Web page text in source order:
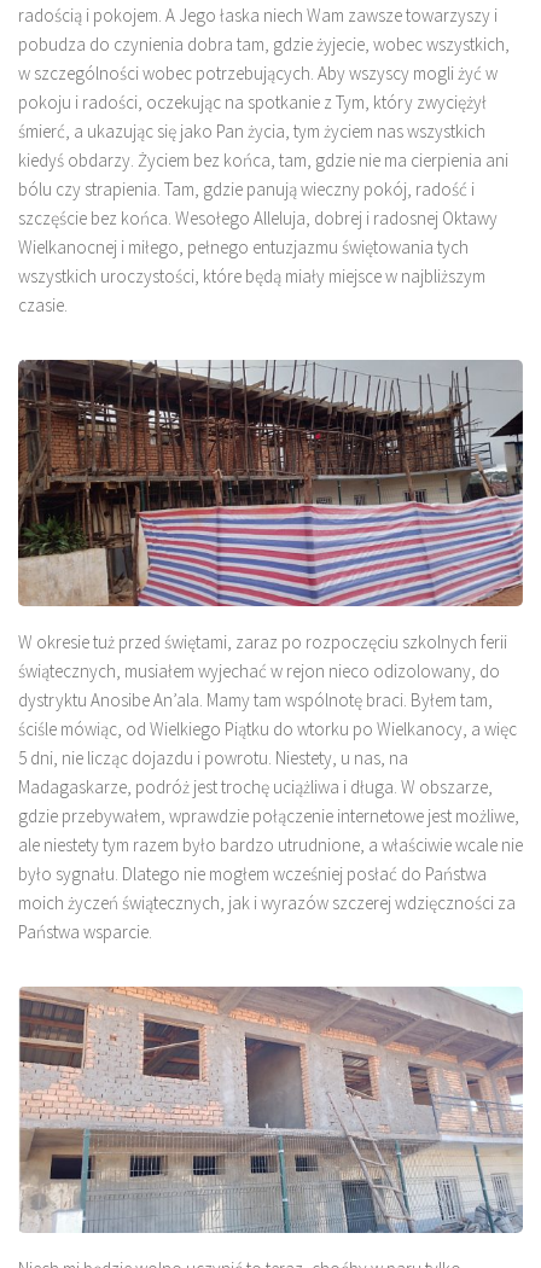
radością i pokojem. A Jego łaska niech Wam zawsze towarzyszy i
pobudza do czynienia dobra tam, gdzie żyjecie, wobec wszystkich,
w szczególności wobec potrzebujących. Aby wszyscy mogli żyć w
pokoju i radości, oczekując na spotkanie z Tym, który zwyciężył
śmierć, a ukazując się jako Pan życia, tym życiem nas wszystkich
kiedyś obdarzy. Życiem bez końca, tam, gdzie nie ma cierpienia ani
bólu czy strapienia. Tam, gdzie panują wieczny pokój, radość i
szczęście bez końca. Wesołego Alleluja, dobrej i radosnej Oktawy
Wielkanocnej i miłego, pełnego entuzjazmu świętowania tych
wszystkich uroczystości, które będą miały miejsce w najbliższym
czasie.
W okresie tuż przed świętami, zaraz po rozpoczęciu szkolnych ferii
świątecznych, musiałem wyjechać w rejon nieco odizolowany, do
dystryktu Anosibe An’ala. Mamy tam wspólnotę braci. Byłem tam,
ściśle mówiąc, od Wielkiego Piątku do wtorku po Wielkanocy, a więc
5 dni, nie licząc dojazdu i powrotu. Niestety, u nas, na
Madagaskarze, podróż jest trochę uciążliwa i długa. W obszarze,
gdzie przebywałem, wprawdzie połączenie internetowe jest możliwe,
ale niestety tym razem było bardzo utrudnione, a właściwie wcale nie
było sygnału. Dlatego nie mogłem wcześniej posłać do Państwa
moich życzeń świątecznych, jak i wyrazów szczerej wdzięczności za
Państwa wsparcie.